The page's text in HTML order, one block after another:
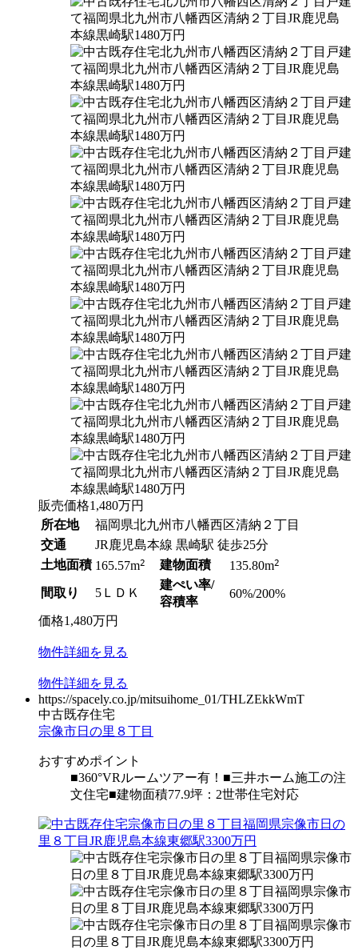
販売価格1,480万円
所在地
福岡県北九州市八幡西区清納２丁目
交通
JR鹿児島本線 黒崎駅 徒歩25分
土地面積 165.57m2 建物面積 135.80m2
間取り 5ＬＤＫ
建ぺい率/
容積率
60%/200%
価格1,480万円
物件詳細を見る
物件詳細を見る
https://spacely.co.jp/mitsuihome_01/THLZEkkWmT
中古既存住宅
宗像市日の里８丁目
おすすめポイント
■360°VRルームツアー有！■三井ホーム施工の注
文住宅■建物面積77.9坪：2世帯住宅対応